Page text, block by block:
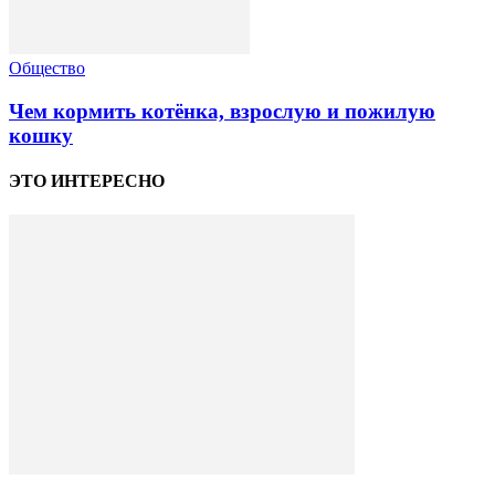
Общество
Чем кормить котёнка, взрослую и пожилую
кошку
ЭТО ИНТЕРЕСНО